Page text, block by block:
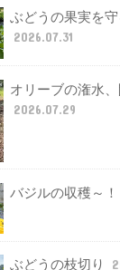
ぶどうの果実を守
2026.07.31
オリーブの潅水、
2026.07.29
バジルの収穫～！
ぶどうの枝切り